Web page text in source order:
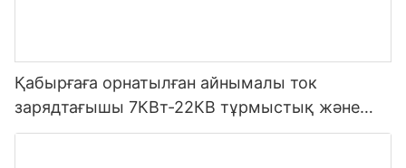
Қабырғаға орнатылған айнымалы ток
зарядтағышы 7КВт-22КВ тұрмыстық және
коммерциялық мақсатта OCPP1.6J